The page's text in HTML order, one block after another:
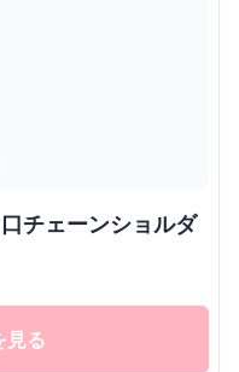
チェーンショルダ
見る